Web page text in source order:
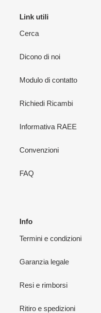
Link utili
Cerca
Dicono di noi
Modulo di contatto
Richiedi Ricambi
Informativa RAEE
Convenzioni
FAQ
Info
Termini e condizioni
Garanzia legale
Resi e rimborsi
Ritiro e spedizioni